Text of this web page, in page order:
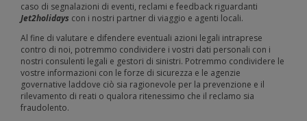
caso di segnalazioni di eventi, reclami e feedback riguardanti
Jet2holidays con i nostri partner di viaggio e agenti locali.
Al fine di valutare e difendere eventuali azioni legali intraprese
contro di noi, potremmo condividere i vostri dati personali con i
nostri consulenti legali e gestori di sinistri. Potremmo condividere le
vostre informazioni con le forze di sicurezza e le agenzie
governative laddove ciò sia ragionevole per la prevenzione e il
rilevamento di reati o qualora ritenessimo che il reclamo sia
fraudolento.